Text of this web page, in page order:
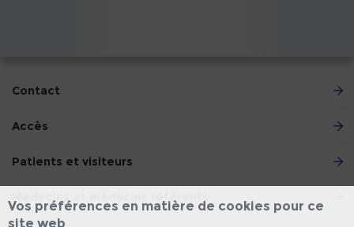
Contact
Accès
Patients et visiteurs
Médecins et médecins référents
Vos préférences en matière de cookies pour ce
site web